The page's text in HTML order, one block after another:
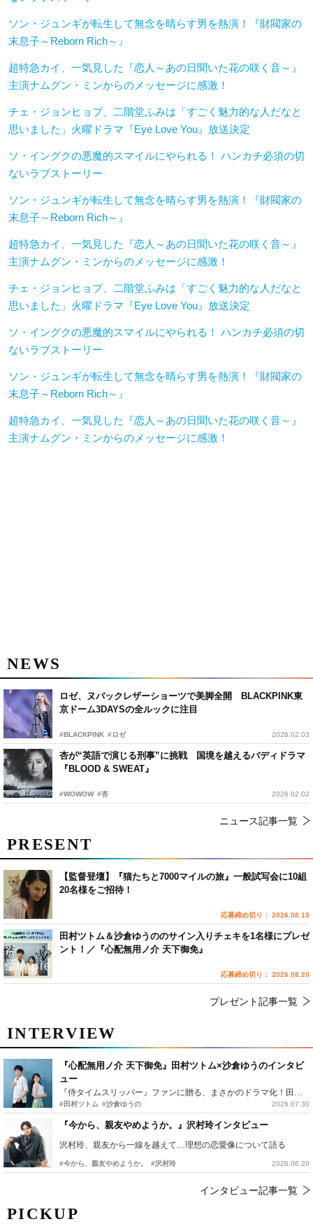
ソン・ジュンギが転生して無念を晴らす男を熱演！『財閥家の
末息子～Reborn Rich～』
超特急カイ、一気見した『恋人～あの日聞いた花の咲く音～』
主演ナムグン・ミンからのメッセージに感激！
チェ・ジョンヒョプ、二階堂ふみは「すごく魅力的な人だなと
思いました」火曜ドラマ『Eye Love You』放送決定
ソ・イングクの悪魔的スマイルにやられる！ ハンカチ必須の切
ないラブストーリー
ソン・ジュンギが転生して無念を晴らす男を熱演！『財閥家の
末息子～Reborn Rich～』
超特急カイ、一気見した『恋人～あの日聞いた花の咲く音～』
主演ナムグン・ミンからのメッセージに感激！
チェ・ジョンヒョプ、二階堂ふみは「すごく魅力的な人だなと
思いました」火曜ドラマ『Eye Love You』放送決定
ソ・イングクの悪魔的スマイルにやられる！ ハンカチ必須の切
ないラブストーリー
ソン・ジュンギが転生して無念を晴らす男を熱演！『財閥家の
末息子～Reborn Rich～』
超特急カイ、一気見した『恋人～あの日聞いた花の咲く音～』
主演ナムグン・ミンからのメッセージに感激！
NEWS
ロゼ、ヌバックレザーショーツで美脚全開 BLACKPINK東
京ドーム3DAYSの全ルックに注目
#BLACKPINK #ロゼ 2026.02.03
杏が“英語で演じる刑事”に挑戦 国境を越えるバディドラマ
『BLOOD & SWEAT』
#WOWOW #杏 2026.02.02
ニュース記事一覧
PICKUP
INTERVIEW
『心配無用ノ介 天下御免』田村ツトム×沙倉ゆうのインタビ
ュー
『侍タイムスリッパー』ファンに贈る、まさかのドラマ化！田村ツトム×沙倉ゆうのが語る『心配無用ノ介』撮影秘話
#田村ツトム #沙倉ゆうの 2026.07.30
『今から、親友やめようか。』沢村玲インタビュー
沢村玲、親友から一線を越えて…理想の恋愛像について語る
#今から、親友やめようか。 #沢村玲 2026.06.20
インタビュー記事一覧
PRESENT
【監督登壇】『猫たちと7000マイルの旅』一般試写会に10組
20名様をご招待！
応募締め切り： 2026.08.15
田村ツトム＆沙倉ゆうののサイン入りチェキを1名様にプレゼ
ント！／『心配無用ノ介 天下御免』
応募締め切り： 2026.08.20
プレゼント記事一覧